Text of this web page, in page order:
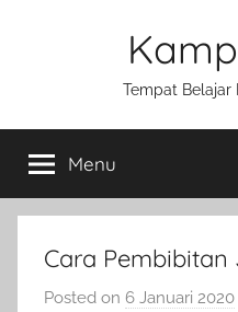
Tempat Belajar
Menu
Cara
Posted on 6 Januari 2020